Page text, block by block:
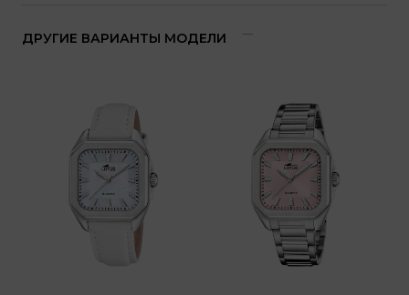
ДРУГИЕ ВАРИАНТЫ МОДЕЛИ